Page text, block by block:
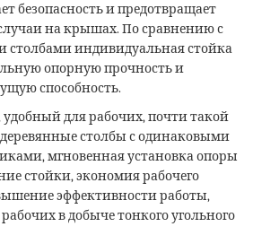
безопасность и предотвращает
на крышах. По сравнению с
столбами индивидуальная стойка
опорную прочность и
способность.
удобный для рабочих, почти такой
деревянные столбы с одинаковыми
мгновенная установка опоры
стойки, экономия рабочего
эффективности работы,
в добыче тонкого угольного